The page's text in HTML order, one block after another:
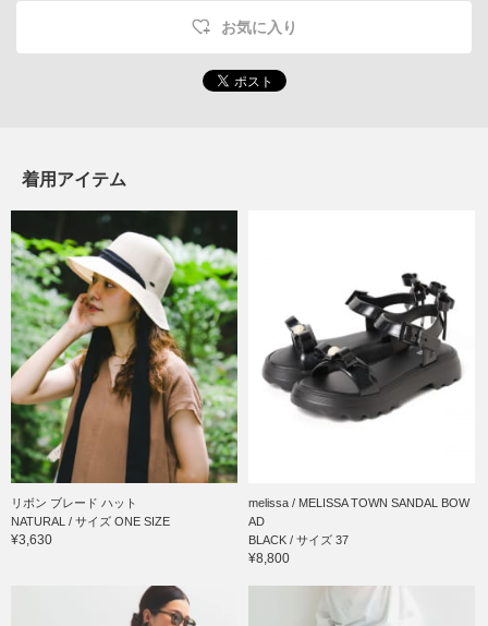
お気に入り
着用アイテム
リボン ブレード ハット
NATURAL / サイズ ONE SIZE
¥3,630
melissa / MELISSA TOWN SANDAL BOW
AD
BLACK / サイズ 37
¥8,800